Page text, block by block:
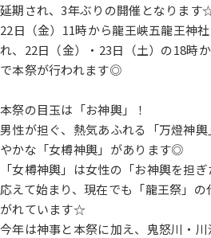
延期され、3年ぶりの開催となります
22日（金）11時から龍王峡五龍王神
れ、22日（金）・23日（土）の18時
で本祭が行われます◎
本祭の目玉は「お神輿」！
男性が担ぐ、熱気あふれる「万燈神
やかな「女樽神輿」があります◎
「女樽神輿」は女性の「お神輿を担
応えて始まり、現在でも「龍王祭」
がれています☆
今年は神事と本祭に加え、鬼怒川・